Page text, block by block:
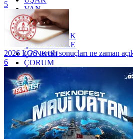
VAN
YALOVA
YOZGAT
ZONGULDAK
ÇANAKKALE
ÇANKIRI
ÇORUM
İSTANBUL
İZMİR
ŞANLIURFA
ŞIRNAK
5
2026 LGS tercih sonuçları ne zaman
6